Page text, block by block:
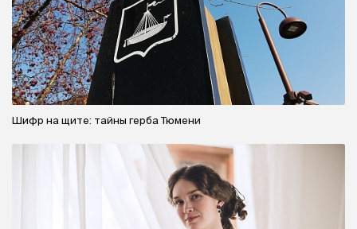
Шифр на щите: тайны герба Тюмени